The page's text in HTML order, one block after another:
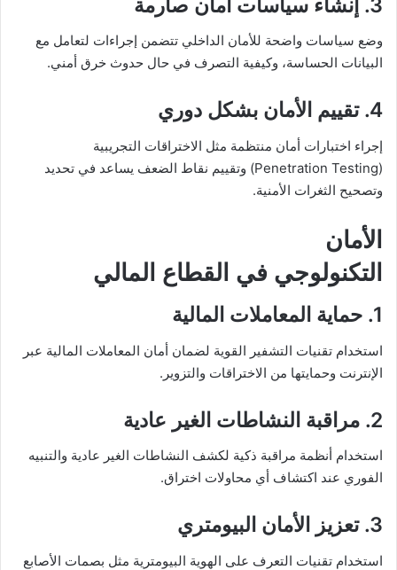
3. إنشاء سياسات أمان صارمة
وضع سياسات واضحة للأمان الداخلي تتضمن إجراءات لتعامل مع
البيانات الحساسة، وكيفية التصرف في حال حدوث خرق أمني.
4. تقييم الأمان بشكل دوري
إجراء اختبارات أمان منتظمة مثل الاختراقات التجريبية
(Penetration Testing) وتقييم نقاط الضعف يساعد في تحديد
وتصحيح الثغرات الأمنية.
الأمان
التكنولوجي في القطاع المالي
1. حماية المعاملات المالية
استخدام تقنيات التشفير القوية لضمان أمان المعاملات المالية عبر
الإنترنت وحمايتها من الاختراقات والتزوير.
2. مراقبة النشاطات الغير عادية
استخدام أنظمة مراقبة ذكية لكشف النشاطات الغير عادية والتنبيه
الفوري عند اكتشاف أي محاولات اختراق.
3. تعزيز الأمان البيومتري
استخدام تقنيات التعرف على الهوية البيومترية مثل بصمات الأصابع